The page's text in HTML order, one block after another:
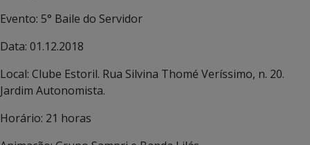
Evento: 5° Baile do Servidor
Data: 01.12.2018
Local: Clube Estoril. Rua Silvina Thomé Veríssimo, n. 20.
Jardim Autonomista.
Horário: 21 horas